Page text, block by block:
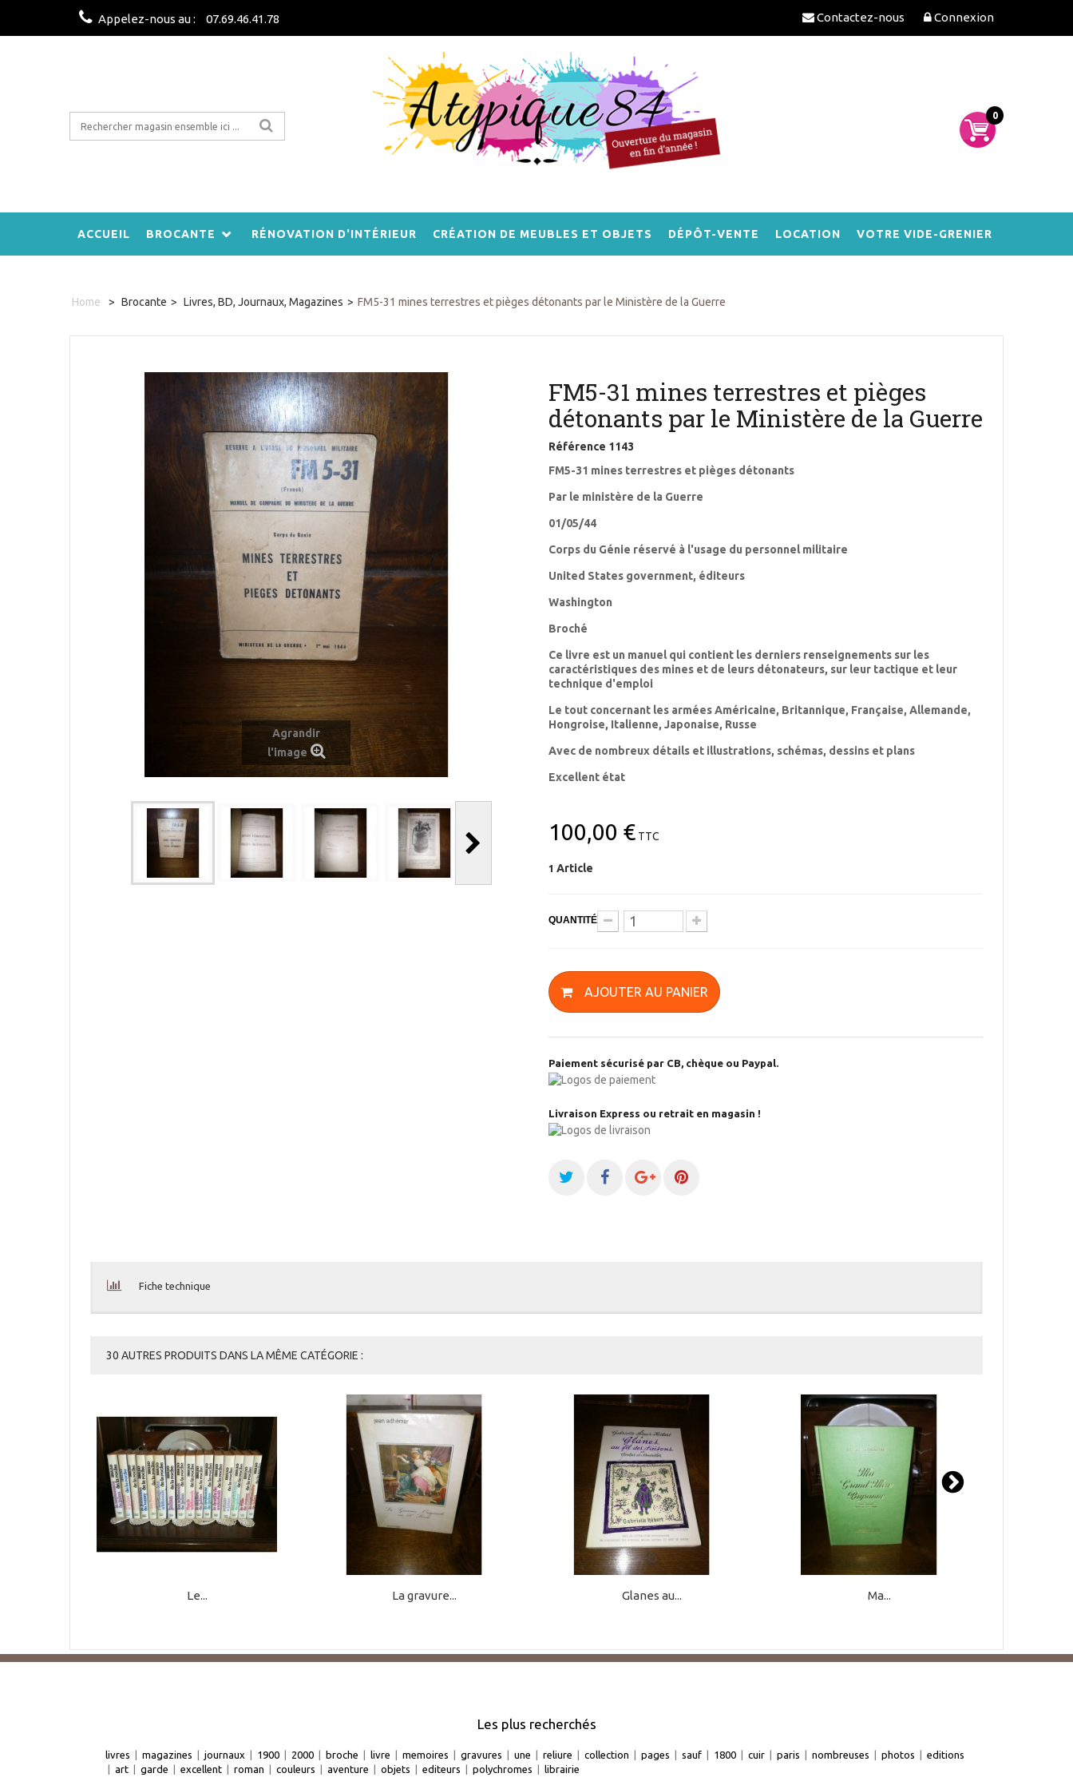
Connexion
Contactez-nous
Appelez-nous au : 07.69.46.41.78
0
ACCUEIL BROCANTE RÉNOVATION D'INTÉRIEUR CRÉATION DE MEUBLES ET OBJETS DÉPÔT-VENTE LOCATION VOTRE VIDE-GRENIER
Home > Brocante > Livres, BD, Journaux, Magazines > FM5-31 mines terrestres et pièges détonants par le Ministère de la Guerre
Agrandir
l'image
FM5-31 mines terrestres et pièges
détonants par le Ministère de la Guerre
Référence 1143
FM5-31 mines terrestres et pièges détonants
Par le ministère de la Guerre
01/05/44
Corps du Génie réservé à l'usage du personnel militaire
United States government, éditeurs
Washington
Broché
Ce livre est un manuel qui contient les derniers renseignements sur les
caractéristiques des mines et de leurs détonateurs, sur leur tactique et leur
technique d'emploi
Le tout concernant les armées Américaine, Britannique, Française, Allemande,
Hongroise, Italienne, Japonaise, Russe
Avec de nombreux détails et illustrations, schémas, dessins et plans
Excellent état
100,00 € TTC
1 Article
QUANTITÉ
AJOUTER AU PANIER
Paiement sécurisé par CB, chèque ou Paypal.
Livraison Express ou retrait en magasin !
Fiche technique
30 AUTRES PRODUITS DANS LA MÊME CATÉGORIE :
Le... La gravure... Glanes au... Ma...
Les plus recherchés
livres | magazines | journaux | 1900 | 2000 | broche | livre | memoires | gravures | une | reliure | collection | pages | sauf | 1800 | cuir | paris | nombreuses | photos | editions
| art | garde | excellent | roman | couleurs | aventure | objets | editeurs | polychromes | librairie